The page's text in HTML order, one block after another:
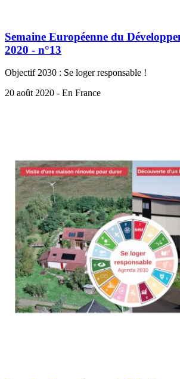
Semaine Européenne du
2020 - n°13
Objectif 2030 : Se loger responsable !
20 août 2020 - En France